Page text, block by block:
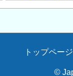
トップページ
©